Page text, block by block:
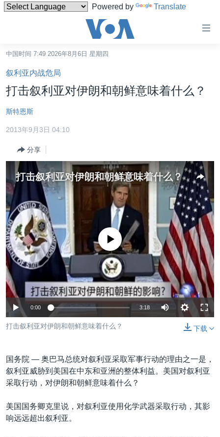
Powered by Translate
碍
链
接
跳
转
内
到
导
航
跳
转
到
检
索
中国
台湾
港澳
国际
最新国际新闻
中东
欧洲
非洲
美洲
全球议题
分类新闻
经济·金融·贸易
人权·法律·宗教
科教·文娱·体健
军事
劳工
环境
美中关系
热点专题
白宫要闻
国会报道
美中关系
美国建国250周年
埃博拉疫情
美国之音专访
重要讲话与声明
南中国海争端
关注西藏
GEN Z 看美国
VOA视频
VOA今日焦点
中文广播
关注我们
中国时间 7:49 2026年8月6日 星期四
叙利亚内战危局
打击叙利亚对伊朗和朝鲜意味着什么？
斯特恩斯
2013年9月3日 04:10
分享
打击叙利亚对伊朗和朝鲜意味着什么？
没有媒体可用资源
0:00 3:18
下载
打击叙利亚对伊朗和朝鲜意味着什么？
国务院 — 奥巴马总统对叙利亚采取军事行动的理由之一是，
叙利亚威胁到美国在中东和亚洲的整体利益。美国对叙利亚
采取行动，对伊朗和朝鲜意味着什么？
美国国务卿克里说，对叙利亚使用化学武器采取行动，其影
响远远超出叙利亚。